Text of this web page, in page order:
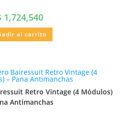
1,724,540
al carrito
Retro Vintage (4 Módulos)
Antimanchas